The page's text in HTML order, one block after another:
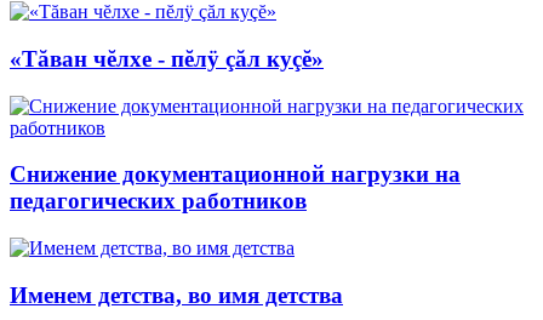
«Тăван чĕлхе - пĕлÿ çăл куçĕ»
Снижение документационной нагрузки на
педагогических работников
Именем детства, во имя детства